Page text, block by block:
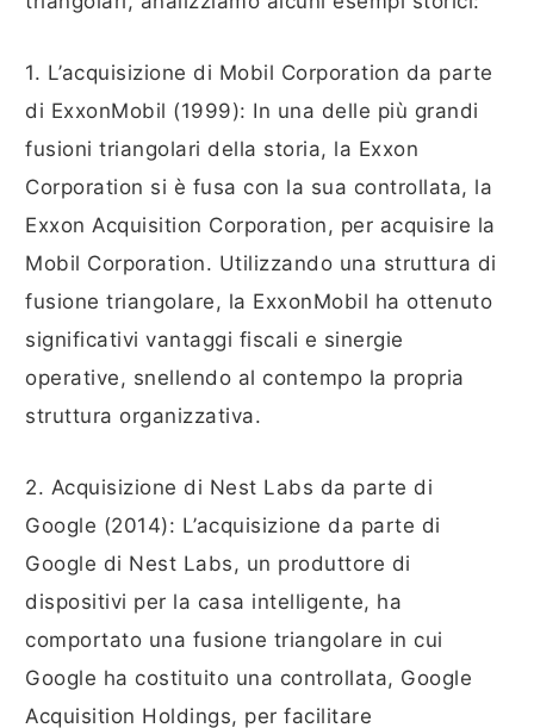
1. L’acquisizione di Mobil Corporation da parte
di ExxonMobil (1999): In una delle più grandi
fusioni triangolari della storia, la Exxon
Corporation si è fusa con la sua controllata, la
Exxon Acquisition Corporation, per acquisire la
Mobil Corporation. Utilizzando una struttura di
fusione triangolare, la ExxonMobil ha ottenuto
significativi vantaggi fiscali e sinergie
operative, snellendo al contempo la propria
struttura organizzativa.
2. Acquisizione di Nest Labs da parte di
Google (2014): L’acquisizione da parte di
Google di Nest Labs, un produttore di
dispositivi per la casa intelligente, ha
comportato una fusione triangolare in cui
Google ha costituito una controllata, Google
Acquisition Holdings, per facilitare